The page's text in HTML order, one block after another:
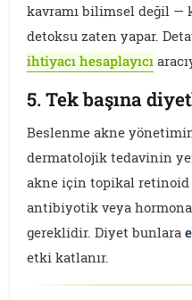
kavramı bilimsel değil —
detoksu zaten yapar.
ihtiyacı hesaplayıcı
5. Tek başına
Beslenme akne
dermatolojik tedavinin
akne için topikal retinoid
antibiyotik veya
gereklidir. Diyet bunlara
etki katlanır.